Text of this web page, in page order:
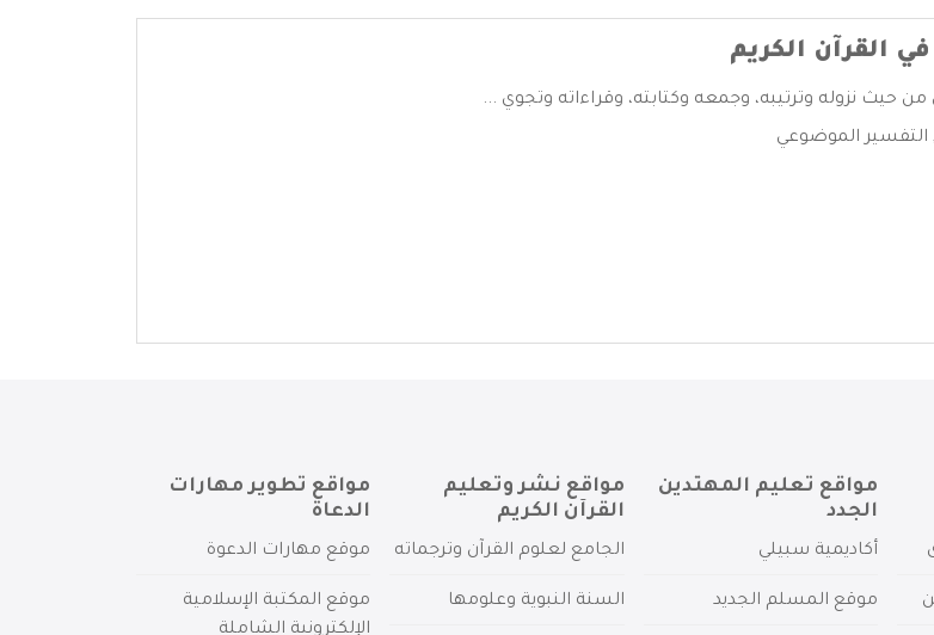
القرآن الكريم
من حيث نزوله وترتيبه، وجمعه وكتابته، وقراءاته وتجوي ...
, التفسير الموضوعي
مواقع تعليم المهتدين
الجدد
أكاديمية سبيلي
موقع المسلم الجديد
مواقع نشر وتعليم
القرآن الكريم
الجامع لعلوم القرآن وترجماته
السنة النبوية وعلومها
مواقع تطوير مهارات
الدعاة
موقع مهارات الدعوة
موقع المكتبة الإسلامية
الإلكترونية الشاملة